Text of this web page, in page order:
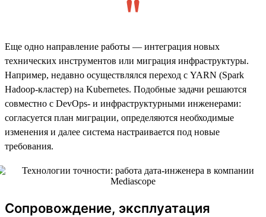
Еще одно направление работы — интеграция новых
технических инструментов или миграция инфраструктуры.
Например, недавно осуществлялся переход с YARN (Spark
Hadoop-кластер) на Kubernetes. Подобные задачи решаются
совместно с DevOps- и инфраструктурными инженерами:
согласуется план миграции, определяются необходимые
изменения и далее система настраивается под новые
требования.
Сопровождение, эксплуатация